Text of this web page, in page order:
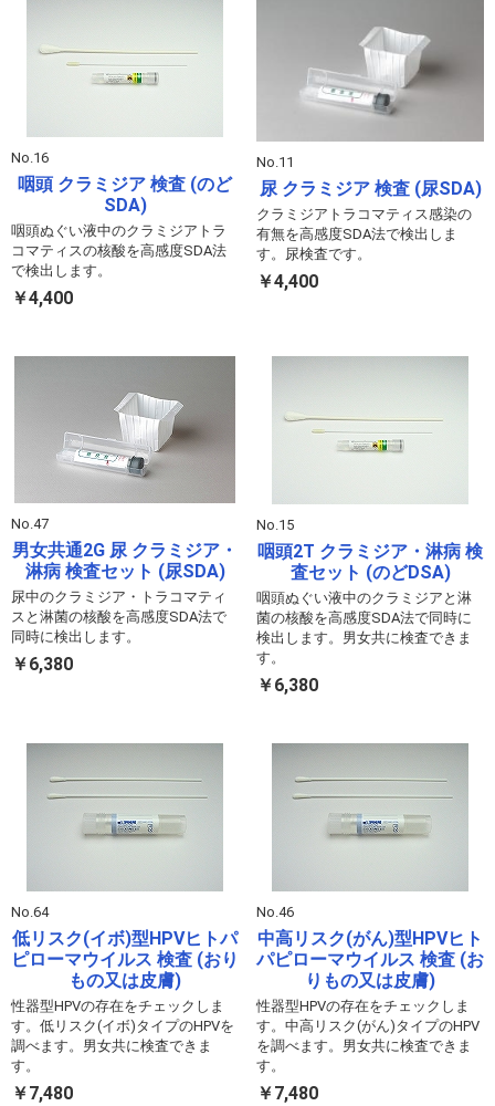
No.16
咽頭 クラミジア 検査 (のど
SDA)
咽頭ぬぐい液中のクラミジアトラ
コマティスの核酸を高感度SDA法
で検出します。
￥4,400
No.11
尿 クラミジア 検査 (尿SDA)
クラミジアトラコマティス感染の
有無を高感度SDA法で検出しま
す。尿検査です。
￥4,400
No.47
男女共通2G 尿 クラミジア・
淋病 検査セット (尿SDA)
尿中のクラミジア・トラコマティ
スと淋菌の核酸を高感度SDA法で
同時に検出します。
￥6,380
No.15
咽頭2T クラミジア・淋病 検
査セット (のどDSA)
咽頭ぬぐい液中のクラミジアと淋
菌の核酸を高感度SDA法で同時に
検出します。男女共に検査できま
す。
￥6,380
No.64
低リスク(イボ)型HPVヒトパ
ピローマウイルス 検査 (おり
もの又は皮膚)
性器型HPVの存在をチェックしま
す。低リスク(イボ)タイプのHPVを
調べます。男女共に検査できま
す。
￥7,480
No.46
中高リスク(がん)型HPVヒト
パピローマウイルス 検査 (お
りもの又は皮膚)
性器型HPVの存在をチェックしま
す。中高リスク(がん)タイプのHPV
を調べます。男女共に検査できま
す。
￥7,480